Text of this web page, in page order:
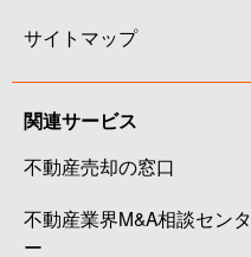
サイトマップ
関連サービス
不動産売却の窓口
不動産業界M&A相談センタ
ー